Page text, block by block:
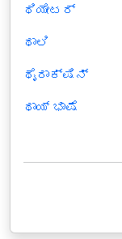
ಥಿಯೇಟರ್
ಥಾಲಿ
ಥೈರಾಕ್ಷಿನ್
ಥಾಯ್ ಭಾಷೆ